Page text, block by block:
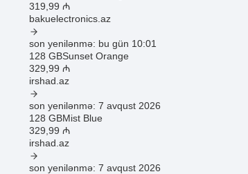
319 ,99 ₼
bakuelectronics.az
son yenilənmə: bu gün 10:01
128 GBSunset Orange
329 ,99 ₼
irshad.az
son yenilənmə: 7 avqust 2026
128 GBMist Blue
329 ,99 ₼
irshad.az
son yenilənmə: 7 avqust 2026